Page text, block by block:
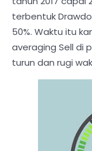
terbentuk
50%. Waktu itu
averaging Sell di
turun dan rugi